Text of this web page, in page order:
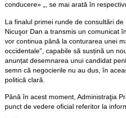
conducere» „, se mai arată în
La finalul primei runde de consultări de
Nicuşor Dan a transmis un comunicat
vor continua până la conturarea unei
occidentale", capabile să susțină un
anunțat desemnarea unui candidat
semn că negocierile nu au dus, în
politică clară.
Până în acest moment, Administraţia
punct de vedere oficial referitor la